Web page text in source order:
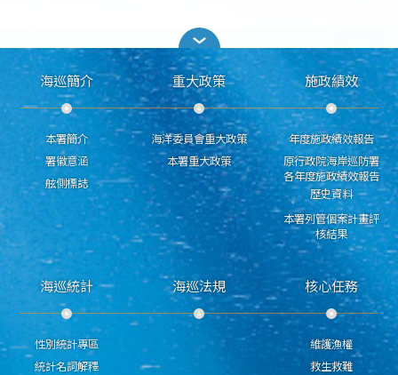
海巡簡介
本署簡介
署徽意涵
舷側標誌
重大政策
海洋委員會重大政策
本署重大政策
施政績效
年度施政績效報告
原行政院海岸巡防署
各年度施政績效報告
歷史資料
本署列管個案計畫評
核結果
海巡統計
性別統計專區
統計名詞解釋
海巡法規 核心任務
維護漁權
救生救難